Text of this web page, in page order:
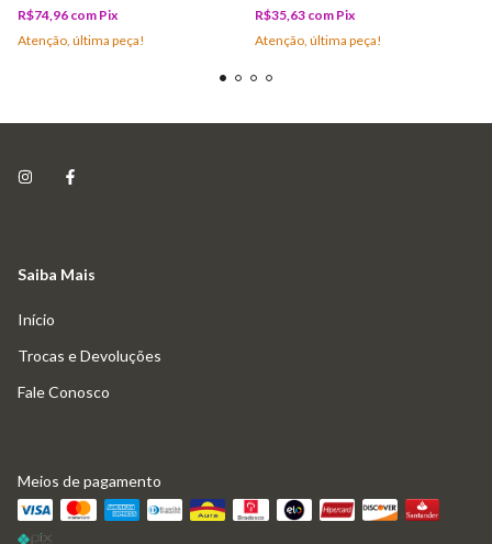
R$74,96 com Pix
Atenção, última peça!
R$35,63 com Pix
Atenção, última peça!
Saiba Mais
Início
Trocas e Devoluções
Fale Conosco
Meios de pagamento